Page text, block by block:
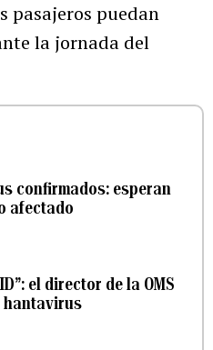
pasajeros puedan
la jornada del
confirmados: esperan
afectado
el director de la OMS
hantavirus